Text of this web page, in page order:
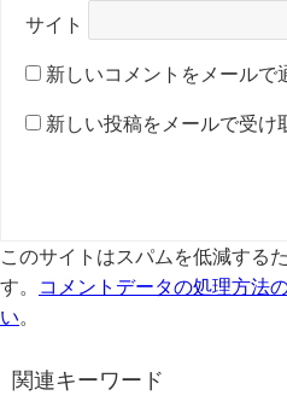
サイト
新しいコメントをメールで
新しい投稿をメールで受け
このサイトはスパムを低減する
す。
コメントデータの処理方法
い
関連キーワード